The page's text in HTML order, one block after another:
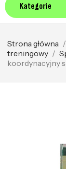
Kategorie
Strona główna
treningowy
koordynacyjny